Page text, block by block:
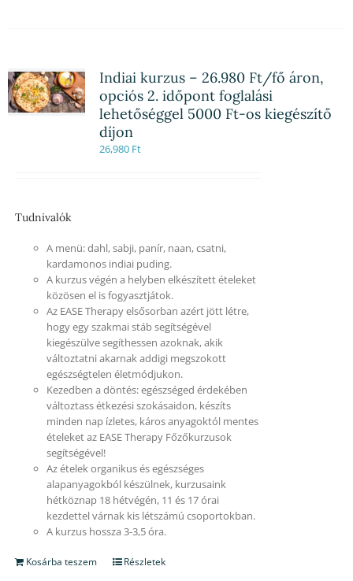
Indiai kurzus – 26.980 Ft/fő áron,
opciós 2. időpont foglalási
lehetőséggel 5000 Ft-os kiegészítő
díjon
26,980 Ft
Tudnivalók
A menü: dahl, sabji, panír, naan, csatni,
kardamonos indiai puding.
A kurzus végén a helyben elkészített ételeket
közösen el is fogyasztjátok.
Az EASE Therapy elsősorban azért jött létre,
hogy egy szakmai stáb segítségével
kiegészülve segíthessen azoknak, akik
változtatni akarnak addigi megszokott
egészségtelen életmódjukon.
Kezedben a döntés: egészséged érdekében
változtass étkezési szokásaidon, készíts
minden nap ízletes, káros anyagoktól mentes
ételeket az EASE Therapy Főzőkurzusok
segítségével!
Az ételek organikus és egészséges
alapanyagokból készülnek, kurzusaink
hétköznap 18 hétvégén, 11 és 17 órai
kezdettel várnak kis létszámú csoportokban.
A kurzus hossza 3-3,5 óra.
Kosárba teszem Részletek